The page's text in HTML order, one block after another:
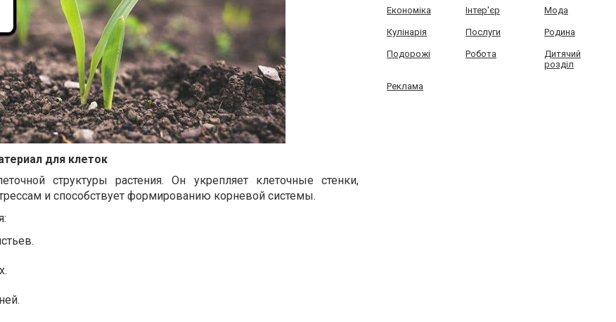
для клеток
структуры растения. Он укрепляет клеточные стенки,
и способствует формированию корневой системы.
Економіка Інтер'єр Мода
Кулінарія Послуги Родина
Подорожі Робота
Дитячий
розділ
Реклама